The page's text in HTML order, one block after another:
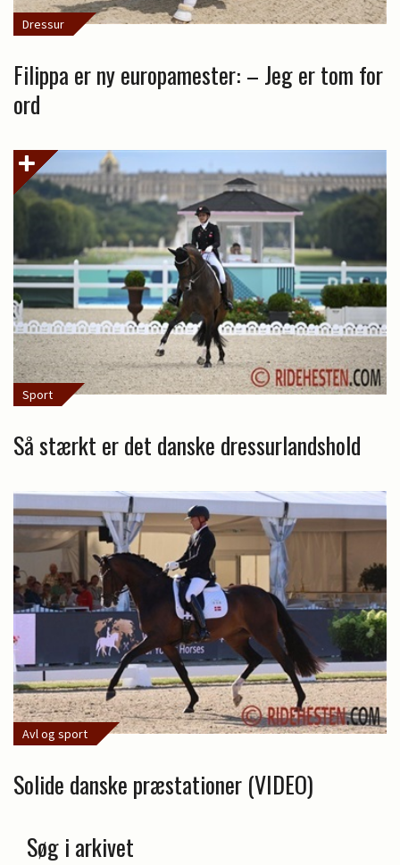
Dressur
Filippa er ny europamester: – Jeg er tom for
ord
Sport
Så stærkt er det danske dressurlandshold
Avl og sport
Solide danske præstationer (VIDEO)
Søg i arkivet